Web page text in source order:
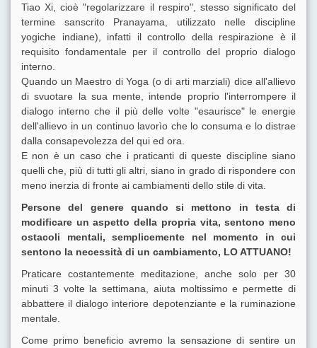
Tiao Xi, cioè "regolarizzare il respiro", stesso significato del
termine sanscrito Pranayama, utilizzato nelle discipline
yogiche indiane), infatti il controllo della respirazione è il
requisito fondamentale per il controllo del proprio dialogo
interno.
Quando un Maestro di Yoga (o di arti marziali) dice all'allievo
di svuotare la sua mente, intende proprio l'interrompere il
dialogo interno che il più delle volte "esaurisce" le energie
dell'allievo in un continuo lavorìo che lo consuma e lo distrae
dalla consapevolezza del qui ed ora.
E non è un caso che i praticanti di queste discipline siano
quelli che, più di tutti gli altri, siano in grado di rispondere con
meno inerzia di fronte ai cambiamenti dello stile di vita.
Persone del genere quando si mettono in testa di
modificare un aspetto della propria vita, sentono meno
ostacoli mentali, semplicemente nel momento in cui
sentono la necessità di un cambiamento, LO ATTUANO!
Praticare costantemente meditazione, anche solo per 30
minuti 3 volte la settimana, aiuta moltissimo e permette di
abbattere il dialogo interiore depotenziante e la ruminazione
mentale.
Come primo beneficio avremo la sensazione di sentire un